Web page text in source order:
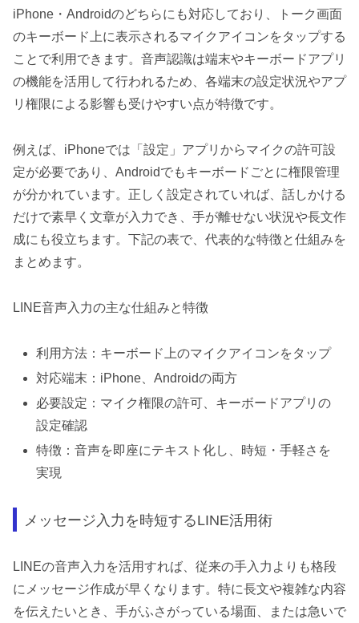
iPhone・Androidのどちらにも対応しており、トーク画面
のキーボード上に表示されるマイクアイコンをタップする
ことで利用できます。音声認識は端末やキーボードアプリ
の機能を活用して行われるため、各端末の設定状況やアプ
リ権限による影響も受けやすい点が特徴です。
例えば、iPhoneでは「設定」アプリからマイクの許可設
定が必要であり、Androidでもキーボードごとに権限管理
が分かれています。正しく設定されていれば、話しかける
だけで素早く文章が入力でき、手が離せない状況や長文作
成にも役立ちます。下記の表で、代表的な特徴と仕組みを
まとめます。
LINE音声入力の主な仕組みと特徴
利用方法：キーボード上のマイクアイコンをタップ
対応端末：iPhone、Androidの両方
必要設定：マイク権限の許可、キーボードアプリの
設定確認
特徴：音声を即座にテキスト化し、時短・手軽さを
実現
メッセージ入力を時短するLINE活用術
LINEの音声入力を活用すれば、従来の手入力よりも格段
にメッセージ作成が早くなります。特に長文や複雑な内容
を伝えたいとき、手がふさがっている場面、または急いで